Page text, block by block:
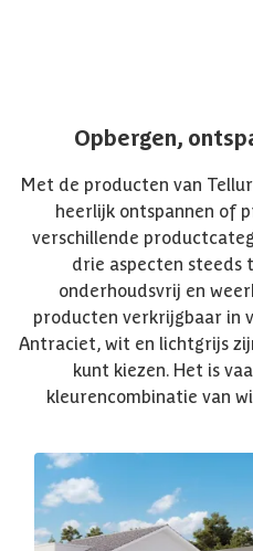
Opbergen,
Met de producten van
heerlijk ontspannen of
verschillende
drie aspecten steeds
onderhoudsvrij en
producten verkrijgbaar in
Antraciet, wit en lichtgrijs
kunt kiezen. Het is
kleurencombinatie van